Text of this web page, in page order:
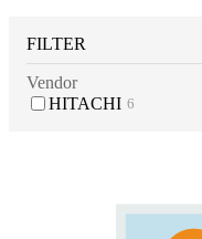
FILTER
Vendor
HITACHI 6